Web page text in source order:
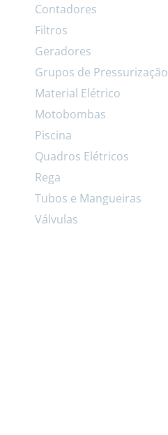
Contadores
Filtros
Geradores
Grupos de Pressurização
Material Elétrico
Motobombas
Piscina
Quadros Elétricos
Rega
Tubos e Mangueiras
Válvulas